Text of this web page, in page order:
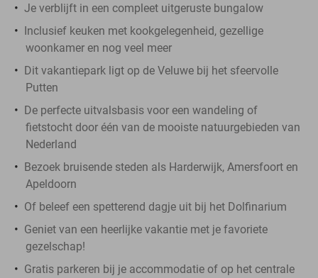
Je verblijft in een compleet uitgeruste bungalow
Inclusief keuken met kookgelegenheid, gezellige
woonkamer en nog veel meer
Dit vakantiepark ligt op de Veluwe bij het sfeervolle
Putten
De perfecte uitvalsbasis voor een wandeling of
fietstocht door één van de mooiste natuurgebieden van
Nederland
Bezoek bruisende steden als Harderwijk, Amersfoort en
Apeldoorn
Of beleef een spetterend dagje uit bij het Dolfinarium
Geniet van een heerlijke vakantie met je favoriete
gezelschap!
Gratis parkeren bij je accommodatie of op het centrale